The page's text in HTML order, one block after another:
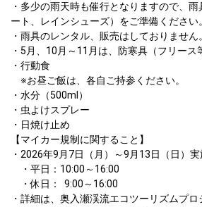
・多少の雨天時も催行となりますので、
ート、レインシューズ）をご準備ください。
・雨具のレンタル、販売はしておりません。
・5月、10月～11月は、防寒具（フリース
・行動食
※お昼ご飯は、各自ご持参ください。
・水分（500ml）
・虫よけスプレー
・日焼け止め
【マイカー規制に関すること】
・2026年9月7日（月）～9月13日（日）実
・平日：10:00～16:00
・休日：  9:00～16:00
・詳細は、奥入瀬渓流エコツーリズムプロ